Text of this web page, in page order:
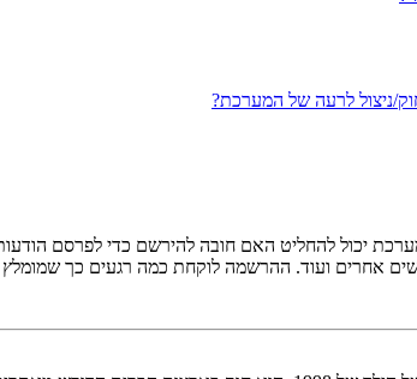
ניצול לרעה של המערכת?
יכול להחליט האם חובה להירשם כדי לפרסם
אחרים ועוד. ההרשמה לוקחת כמה רגעים כך